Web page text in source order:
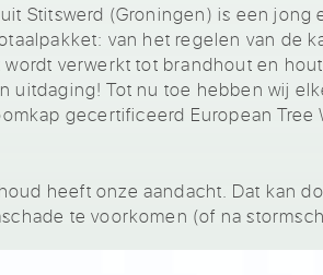
Stitswerd (Groningen) is een
van het regelen van de
verwerkt tot brandhout en
uitdaging! Tot nu toe hebben wij
gecertificeerd European Tree
heeft onze aandacht. Dat kan
te voorkomen (of na